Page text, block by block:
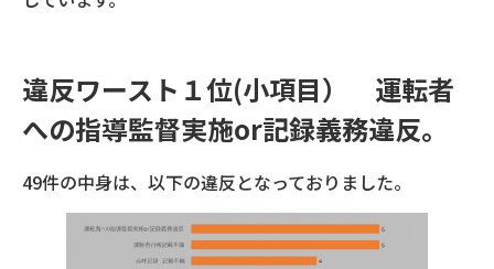
違反ワースト１位(小項目） 運転者
への指導監督実施or記録義務違反。
49件の中身は、以下の違反となっておりました。